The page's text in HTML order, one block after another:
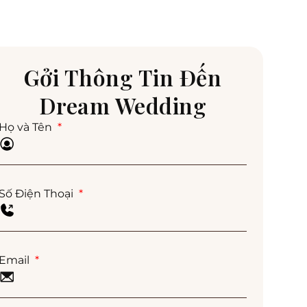
Gởi Thông Tin Đến
Dream Wedding
và Tên
Điện Thoại